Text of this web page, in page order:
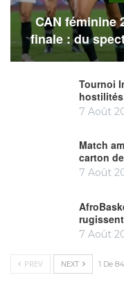
CAN féminine
finale : du
Tournoi
7 Août
Match
carton
7 Août
7 Août
PREV NEXT 1 De